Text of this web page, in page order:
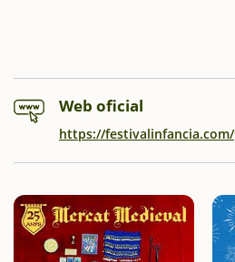
Web oficial
https://festivalinfancia.com/